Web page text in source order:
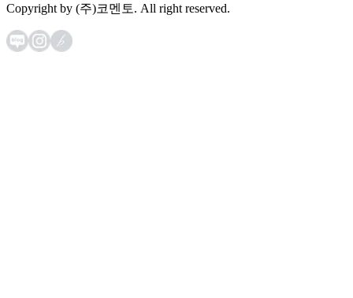
Copyright by (주)코멘토. All right reserved.